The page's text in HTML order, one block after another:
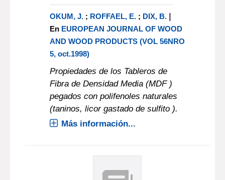
OKUM, J.; ROFFAEL, E.; DIX, B. |
En EUROPEAN JOURNAL OF WOOD
AND WOOD PRODUCTS (VOL 56NRO
5, oct.1998)
Propiedades de los Tableros de
Fibra de Densidad Media (MDF )
pegados con polifenoles naturales
(taninos, licor gastado de sulfito ).
Más información...